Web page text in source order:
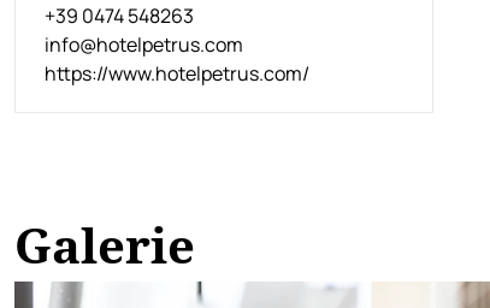
+39 0474 548263
info@hotelpetrus.com
https://www.hotelpetrus.com/
Galerie